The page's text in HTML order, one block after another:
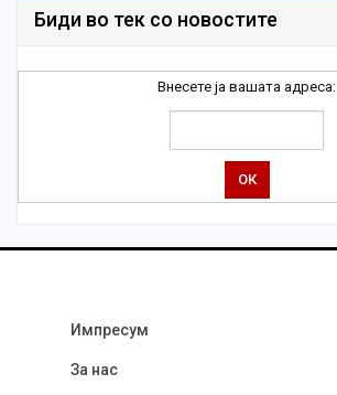
Биди во тек со новостите
Внесете ја вашата адреса:
Импресум
За нас